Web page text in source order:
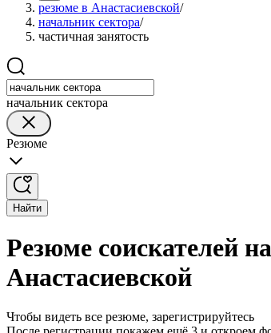
резюме в Анастасиевской/
начальник сектора/
частичная занятость
начальник сектора
Резюме
Найти
Резюме соискателей
Анастасиевской
Чтобы видеть все резюме, зарегистрируйтесь